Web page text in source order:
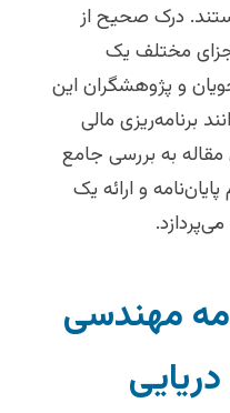
درک صحیح از
مختلف یک
و پژوهشگران این
برنامه‌ریزی مالی
مقاله به بررسی جامع
و ارائه یک
مهندسی